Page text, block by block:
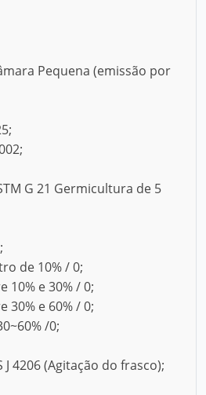
Pequena (emissão por
G 21 Germicultura de 5
de 10% / 0;
10% e 30% / 0;
30% e 60% / 0;
/0;
4206 (Agitação do frasco);